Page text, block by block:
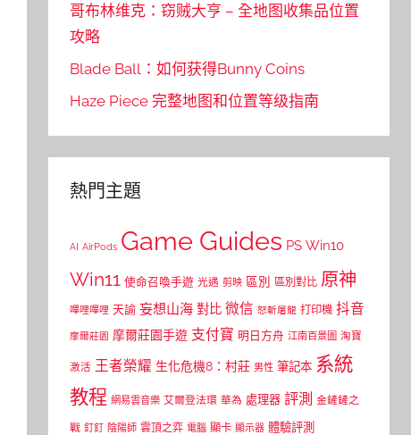
哥布林维克：窃贼大亨 – 全地图收集品位置
攻略
Blade Ball：如何获得Bunny Coins
Haze Piece 完整地图和位置等级指南
熱門主題
AI AirPods Game Guides PS Win10
Win11 使命召喚手遊 光遇 剪映 區別 區別對比 原神
嗶哩嗶哩 天諭 妄想山海 對比 微信 怒斬屠龍 打印機 抖音
摩爾莊園 摩爾莊園手遊 支付寶 明日方舟 江南百景圖 淘寶
激活 王者榮耀 生化危機8：村莊 男性 筆記本 系統
教程 網易雲音樂 艾爾登法環 華為 處理器 評測 金鏟鏟之
戰 釘釘 陰陽師 雲頂之弈 電腦 顯卡 顯示器 體驗評測